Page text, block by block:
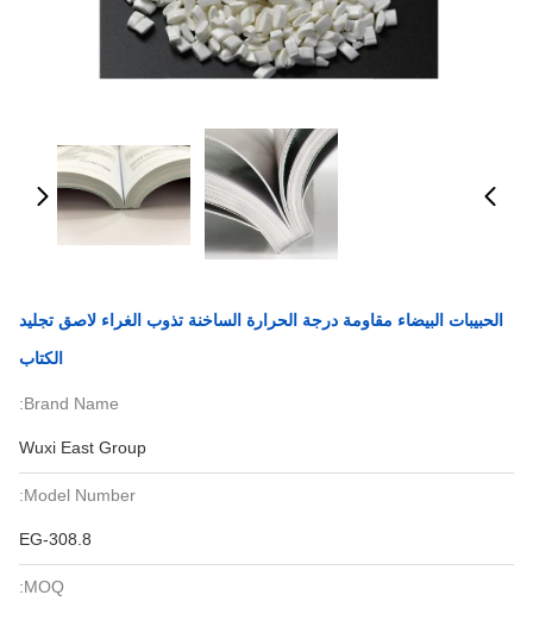
الحبيبات البيضاء مقاومة درجة الحرارة الساخنة تذوب الغراء لاصق تجليد
الكتاب
Brand Name:
Wuxi East Group
Model Number:
EG-308.8
MOQ: